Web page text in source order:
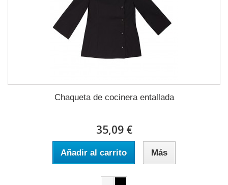
Chaqueta de cocinera entallada
35,09 €
Añadir al carrito Más